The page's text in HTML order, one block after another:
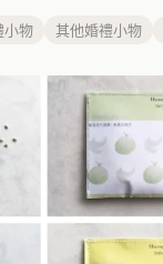
小物 其他婚禮小物